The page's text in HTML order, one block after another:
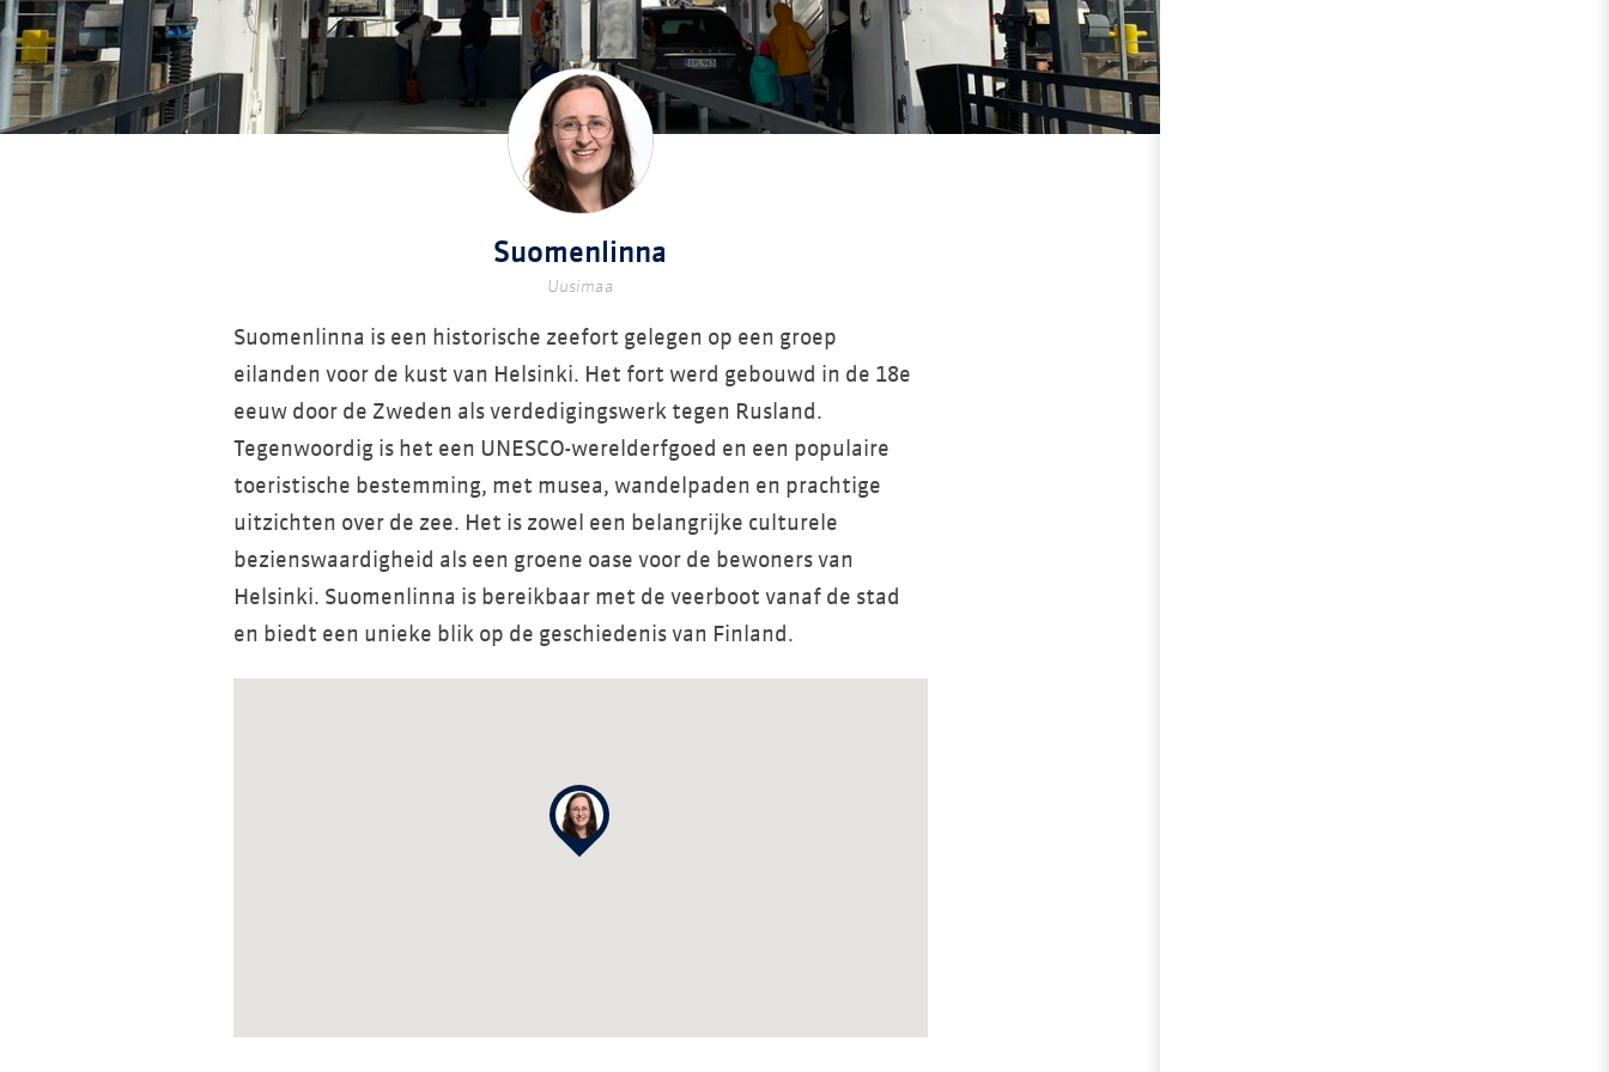
Suomenlinna
Uusimaa
Suomenlinna is een historische zeefort gelegen op een groep
eilanden voor de kust van Helsinki. Het fort werd gebouwd in de 18e
eeuw door de Zweden als verdedigingswerk tegen Rusland.
Tegenwoordig is het een UNESCO-werelderfgoed en een populaire
toeristische bestemming, met musea, wandelpaden en prachtige
uitzichten over de zee. Het is zowel een belangrijke culturele
bezienswaardigheid als een groene oase voor de bewoners van
Helsinki. Suomenlinna is bereikbaar met de veerboot vanaf de stad
en biedt een unieke blik op de geschiedenis van Finland.